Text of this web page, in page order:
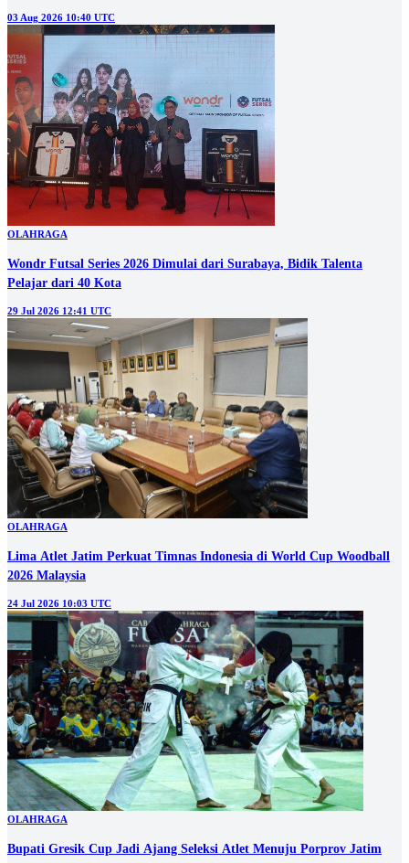
03 Aug 2026 10:40 UTC
OLAHRAGA
Wondr Futsal Series 2026 Dimulai dari Surabaya, Bidik Talenta
Pelajar dari 40 Kota
29 Jul 2026 12:41 UTC
OLAHRAGA
Lima Atlet Jatim Perkuat Timnas Indonesia di World Cup Woodball
2026 Malaysia
24 Jul 2026 10:03 UTC
OLAHRAGA
Bupati Gresik Cup Jadi Ajang Seleksi Atlet Menuju Porprov Jatim